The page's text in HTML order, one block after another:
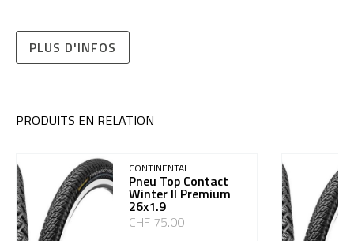
PLUS D'INFOS
PRODUITS EN RELATION
CONTINENTAL
Pneu Top Contact
Winter II Premium
26x1.9
CHF 75.00